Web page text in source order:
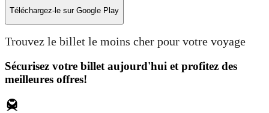
Téléchargez-le sur Google Play
Trouvez le billet le moins cher pour votre voyage
Sécurisez votre billet aujourd'hui et profitez des
meilleures offres!